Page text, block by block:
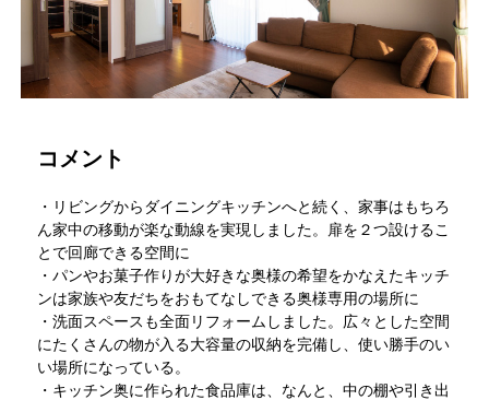
コメント
・リビングからダイニングキッチンへと続く、家事はもちろ
ん家中の移動が楽な動線を実現しました。扉を２つ設けるこ
とで回廊できる空間に
・パンやお菓子作りが大好きな奥様の希望をかなえたキッチ
ンは家族や友だちをおもてなしできる奥様専用の場所に
・洗面スペースも全面リフォームしました。広々とした空間
にたくさんの物が入る大容量の収納を完備し、使い勝手のい
い場所になっている。
・キッチン奥に作られた食品庫は、なんと、中の棚や引き出